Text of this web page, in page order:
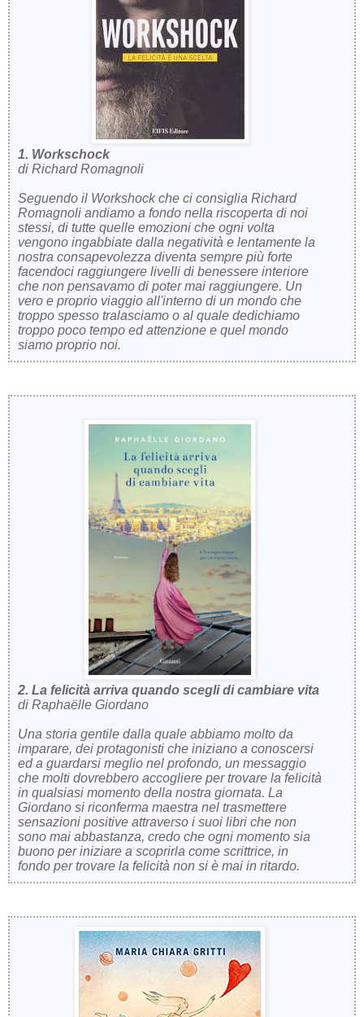
1. Workschock
di Richard Romagnoli
Seguendo il Workshock che ci consiglia Richard
Romagnoli andiamo a fondo nella riscoperta di noi
stessi, di tutte quelle emozioni che ogni volta
vengono ingabbiate dalla negatività e lentamente la
nostra consapevolezza diventa sempre più forte
facendoci raggiungere livelli di benessere interiore
che non pensavamo di poter mai raggiungere. Un
vero e proprio viaggio all'interno di un mondo che
troppo spesso tralasciamo o al quale dedichiamo
troppo poco tempo ed attenzione e quel mondo
siamo proprio noi.
2. La felicità arriva quando scegli di cambiare vita
di Raphaëlle Giordano
Una storia gentile dalla quale abbiamo molto da
imparare, dei protagonisti che iniziano a conoscersi
ed a guardarsi meglio nel profondo, un messaggio
che molti dovrebbero accogliere per trovare la felicità
in qualsiasi momento della nostra giornata. La
Giordano si riconferma maestra nel trasmettere
sensazioni positive attraverso i suoi libri che non
sono mai abbastanza, credo che ogni momento sia
buono per iniziare a scoprirla come scrittrice, in
fondo per trovare la felicità non si è mai in ritardo.